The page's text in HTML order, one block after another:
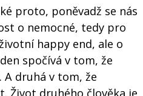
proto, poněvadž se nás
o nemocné, tedy pro
happy end, ale o
spočívá v tom, že
A druhá v tom, že
Život druhého člověka je